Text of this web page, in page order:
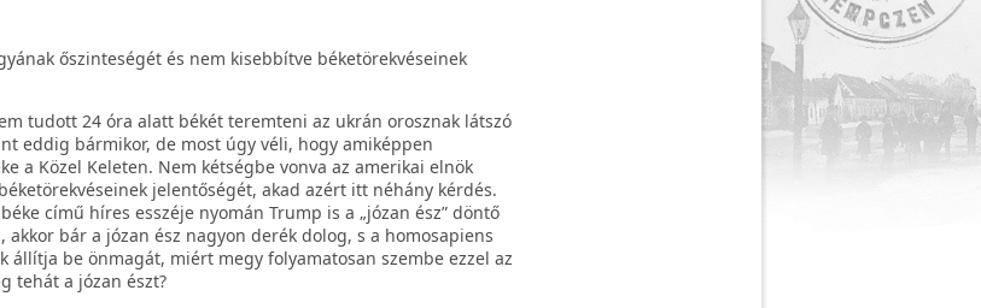
őszinteségét és nem kisebbítve béketörekvéseinek
tudott 24 óra alatt békét teremteni az ukrán orosznak látszó
eddig bármikor, de most úgy véli, hogy amiképpen
a Közel Keleten. Nem kétségbe vonva az amerikai elnök
jelentőségét, akad azért itt néhány kérdés.
című híres esszéje nyomán Trump is a „józan ész” döntő
bár a józan ész nagyon derék dolog, s a homosapiens
be önmagát, miért megy folyamatosan szembe ezzel az
tehát a józan észt?